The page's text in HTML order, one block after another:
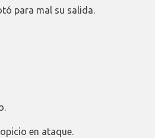
para mal su salida.
en ataque.